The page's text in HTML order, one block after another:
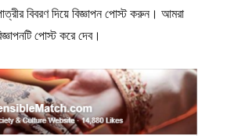
বিবরণ দিয়ে বিজ্ঞাপন পোস্ট করুন। আমরা
পোস্ট করে দেব।